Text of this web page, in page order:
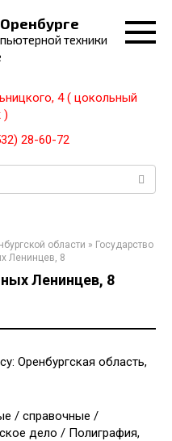
техники
4 ( цокольный
)
28-60-72
области » Государство
Ленинцев, 8
Ленинцев, 8
Оренбургская область,
/ справочные /
дело / Полиграфия,